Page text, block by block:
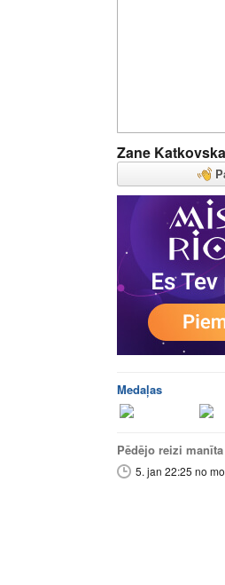
Zane Katkovska
Medaļas
Pēdējo reizi manīta
5. jan 22:25 no